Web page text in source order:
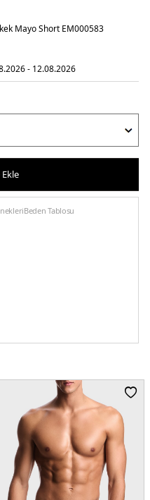
Mayo Short EM000583
- 12.08.2026
Beden Tablosu